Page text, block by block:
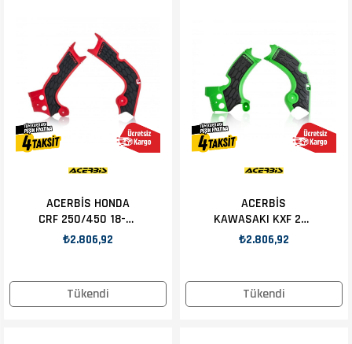
Tükendi
ACERBİS HONDA
CRF 250/450 18-19
ŞASE KORUMA
₺2.806,92
Tükendi
ACERBİS
KAWASAKI KXF 250
15-20 ŞASE
₺2.806,92